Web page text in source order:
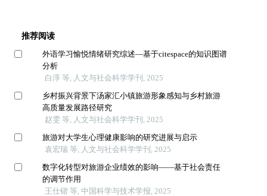
推荐阅读
外语学习愉悦情绪研究综述—基于citespace的知识图谱
分析
白淳 等, 人文与社会科学学刊, 2025
乡村振兴背景下汤家汇小镇旅游形象感知与乡村旅游
高质量发展路径研究
赵雯 等, 人文与社会科学学刊, 2025
旅游对大学生心理健康影响的研究进展与启示
袁宏瑞 等, 人文与社会科学学刊, 2025
数字化转型对旅游企业绩效的影响——基于社会责任
的调节作用
王仕锴 等, 中国科学与技术学报, 2025